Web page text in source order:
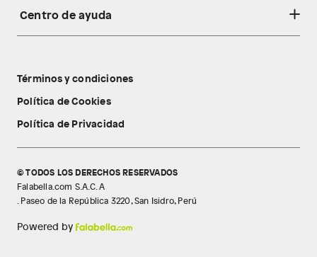
Acerca de nosotros
Tecnología Pillow Walk
Centro de ayuda
Libro de reclamaciones
Términos y condiciones
Política de Cookies
Política de Privacidad
© TODOS LOS DERECHOS RESERVADOS
Falabella.com S.A.C. A
. Paseo de la República 3220, San Isidro, Perú
Powered by